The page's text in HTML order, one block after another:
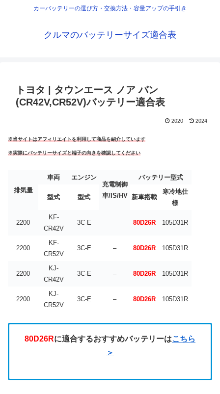
カーバッテリーの選び方・交換方法・容量アップの手引き
クルマのバッテリーサイズ適合表
トヨタ | タウンエース ノア バン
(CR42V,CR52V)バッテリー適合表
2020 2024
※当サイトはアフィリエイトを利用して商品を紹介しています
※実際にバッテリーサイズと端子の向きを確認してください
排気量
車両
エンジン
充電制御
車/IS/HV
バッテリー型式
型式 型式 新車搭載
寒冷地仕
様
2200
KF-
CR42V
3C-E – 80D26R 105D31R
2200
KF-
CR52V
3C-E – 80D26R 105D31R
2200
KJ-
CR42V
3C-E – 80D26R 105D31R
2200
KJ-
CR52V
3C-E – 80D26R 105D31R
80D26Rに適合するおすすめバッテリーはこちら
＞